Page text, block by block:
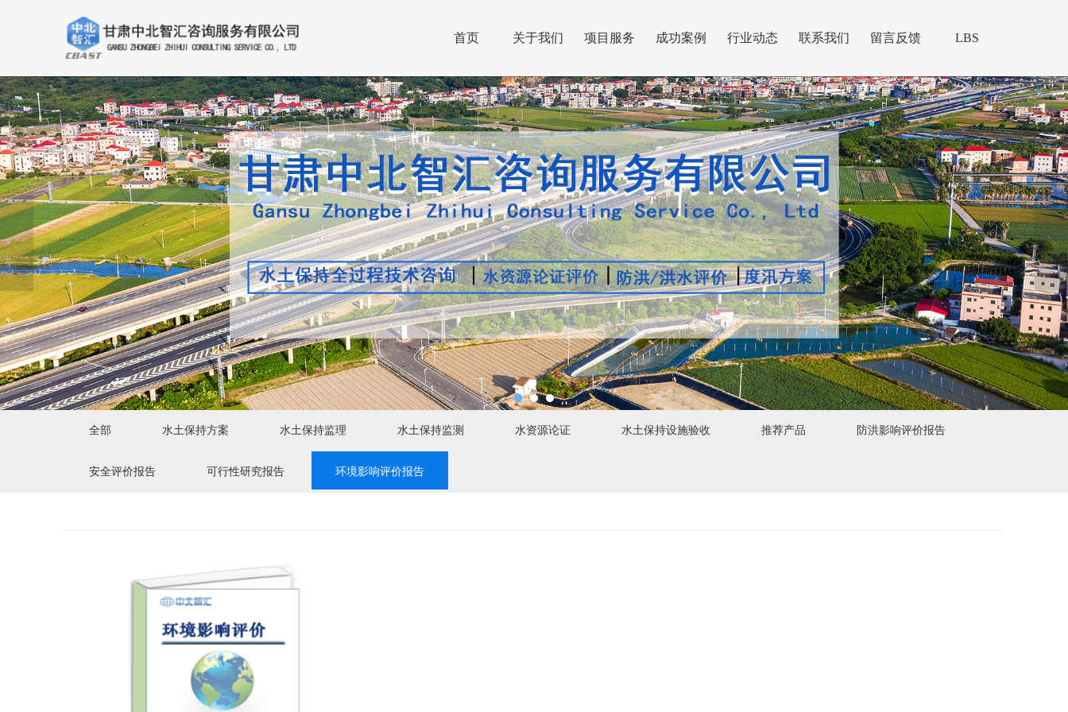
首页 关于我们 项目服务 成功案例 行业动态 联系我们 留言反馈 LBS
全部 水土保持方案 水土保持监理 水土保持监测 水资源论证 水土保持设施验收 推荐产品 防洪影响评价报告
安全评价报告 可行性研究报告 环境影响评价报告